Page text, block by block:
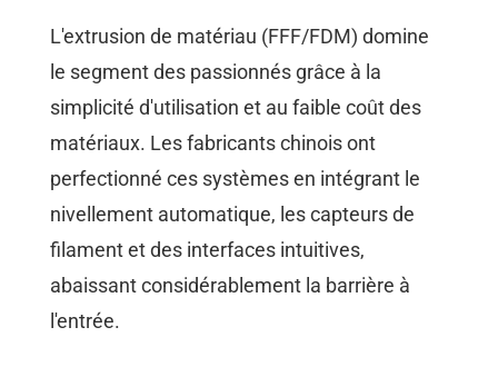
L'extrusion de matériau (FFF/FDM) domine
le segment des passionnés grâce à la
simplicité d'utilisation et au faible coût des
matériaux. Les fabricants chinois ont
perfectionné ces systèmes en intégrant le
nivellement automatique, les capteurs de
filament et des interfaces intuitives,
abaissant considérablement la barrière à
l'entrée.